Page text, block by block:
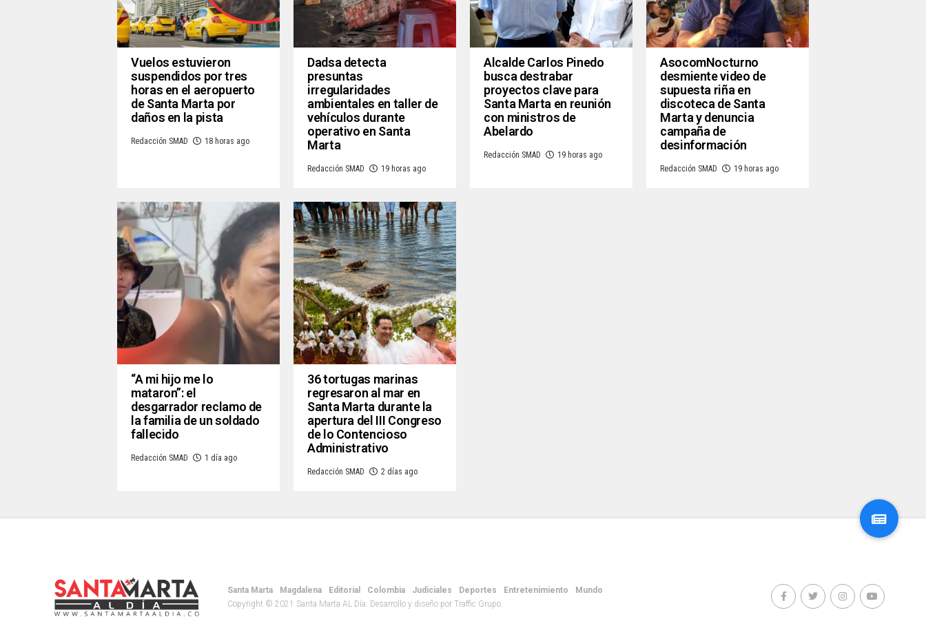
Vuelos estuvieron
suspendidos por tres
horas en el aeropuerto
de Santa Marta por
daños en la pista
Redacción SMAD 18 horas ago
Dadsa detecta
presuntas
irregularidades
ambientales en taller de
vehículos durante
operativo en Santa
Marta
Redacción SMAD 19 horas ago
Alcalde Carlos Pinedo
busca destrabar
proyectos clave para
Santa Marta en reunión
con ministros de
Abelardo
Redacción SMAD 19 horas ago
AsocomNocturno
desmiente video de
supuesta riña en
discoteca de Santa
Marta y denuncia
campaña de
desinformación
Redacción SMAD 19 horas ago
“A mi hijo me lo
mataron”: el
desgarrador reclamo de
la familia de un soldado
fallecido
Redacción SMAD 1 día ago
36 tortugas marinas
regresaron al mar en
Santa Marta durante la
apertura del III Congreso
de lo Contencioso
Administrativo
Redacción SMAD 2 días ago
Santa Marta Magdalena Editorial Colombia Judiciales Deportes Entretenimiento
Mundo
Copyright © 2021 Santa Marta AL Día. Desarrollo y diseño por Traffic Grupo.